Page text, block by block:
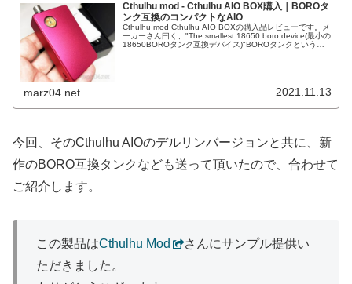
Cthulhu mod - Cthulhu AIO BOX購入｜BOROタ
ンク互換のコンパクトなAIO
Cthulhu mod Cthulhu AIO BOXの購入品レビューです。メ
ーカーさん曰く、"The smallest 18650 boro device(最小の
18650BOROタンク互換デバイス)"BOROタンクというの
marz04.net 2021.11.13
今回、そのCthulhu AIOのデルリンバージョンと共に、新
作のBORO互換タンクなども送って頂いたので、合わせて
ご紹介します。
この製品はCthulhu Mod
さんにサンプル提供い
ただきました。